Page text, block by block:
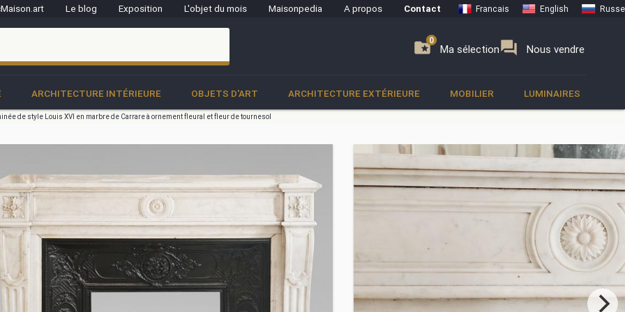
Le blog Exposition L'objet du mois Maisonpedia A propos Contact Francais English Russe
folder_special Ma sélection
0 forum Nous vendre
0
ARCHITECTURE INTÉRIEURE OBJETS D'ART ARCHITECTURE EXTÉRIEURE MOBILIER LUMINAIRES
de style Louis XVI en marbre de Carrare à ornement fleural et fleur de tournesol